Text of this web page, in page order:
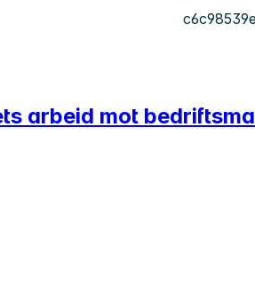
arbeid mot